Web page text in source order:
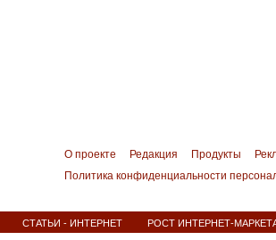
О проекте Редакция Продукты
Политика конфиденциальности
СТАТЬИ - ИНТЕРНЕТ РОСТ ИНТЕРНЕТ-